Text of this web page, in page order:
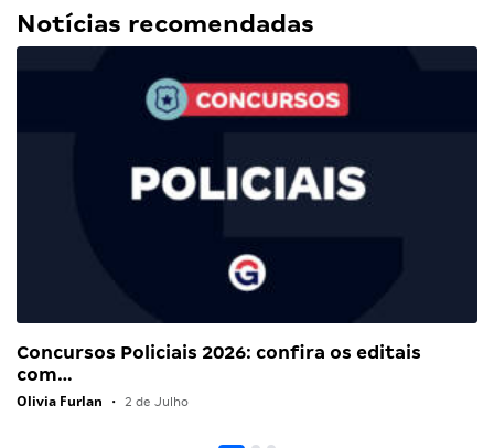
Notícias recomendadas
Concursos Policiais 2026: confira os editais
com…
Olivia Furlan • 2 de Julho